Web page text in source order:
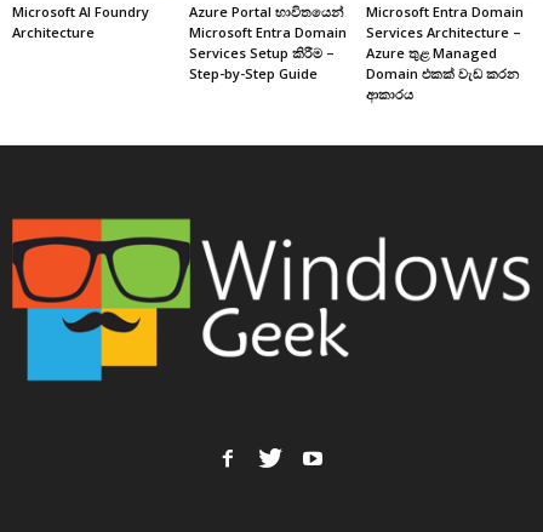
Microsoft AI Foundry
Architecture
Azure Portal භාවිතයෙන්
Microsoft Entra Domain
Services Setup කිරීම –
Step-by-Step Guide
Microsoft Entra Domain
Services Architecture –
Azure තුළ Managed
Domain එකක් වැඩ කරන
ආකාරය